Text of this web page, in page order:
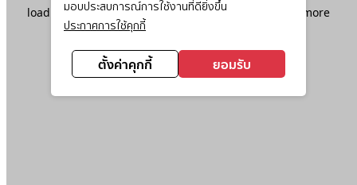
มอบประสบการณ์การใช้งานที่ดียิ่งขึ้น
ประกาศการใช้คุกกี้
ตั้งค่าคุกกี้ ยอมรับ
loadingwww.ktc.co.th(see the browser console
for more
information).